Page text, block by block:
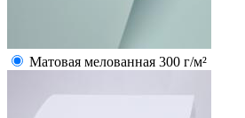
Матовая мелованная 300 г/м²